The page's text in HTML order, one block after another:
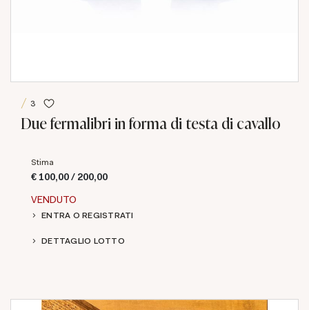
3
Due fermalibri in forma di testa di cavallo
Stima
€ 100,00 / 200,00
VENDUTO
ENTRA O REGISTRATI
DETTAGLIO LOTTO